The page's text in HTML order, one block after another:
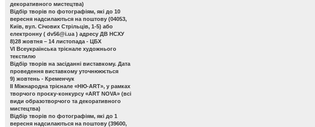
декоративного мистецтва)
Відбір творів по фотографіям, які до 10
вересня надсилаються на поштову (04053,
Київ, вул. Січових Стрільців, 1-5) або
електронну ( dv56@i.ua ) адресу ДВ НСХУ
8)28 жовтня – 14 листопада - ЦБХ
VІ Всеукраїнська трієнале художнього
текстилю
Відбір творів на засіданні виставкому. Дата
проведення виставкому уточнююється
9) жовтень - Кременчук
ІІ Міжнародна трієнале «НЮ-АRТ», у рамках
творчого проєку-конкурсу «ART NOVA» (всі
види образотворчого та декоративного
мистецтва)
Відбір творів по фотографіям, які до 1
вересня надсилаються на поштову (39600,